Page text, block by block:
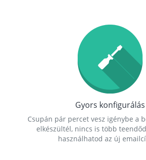
Gyors konfigurálás
Csupán pár percet vesz igénybe a
elkészültél, nincs is több
használhatod az új